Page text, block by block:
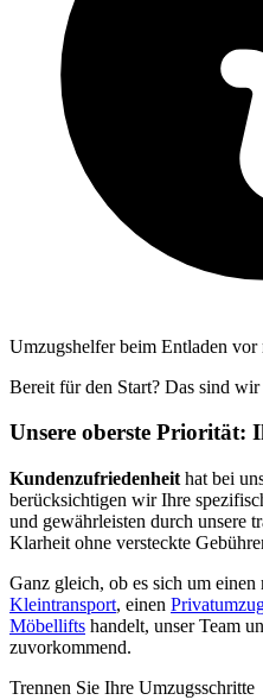
Umzugshelfer beim Entladen vor
Bereit für den Start? Das sind wir
Unsere oberste Priorität:
Kundenzufriedenheit hat bei
berücksichtigen wir Ihre
und gewährleisten durch unsere
Klarheit ohne versteckte
Ganz gleich, ob es sich um
Kleintransport, einen
Möbellifts handelt, unser Team
zuvorkommend.
Trennen Sie Ihre Umzugsschritte